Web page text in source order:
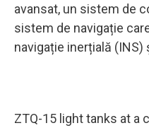
avansat, un sistem de
sistem de navigație
navigație inerțială
ZTQ-15 light tanks at a